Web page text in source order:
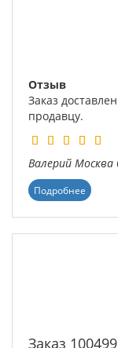
Отзыв
Заказ
продавцу.
Валерий Москва
Подробнее
Заказ 100499